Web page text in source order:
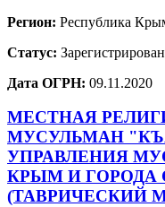
Регион: Республика
Статус:
Дата ОГРН: 09.11.2020
МЕСТНАЯ
МУСУЛЬМАН
УПРАВЛЕНИЯ
КРЫМ И ГОРОДА
(ТАВРИЧЕСКИЙ